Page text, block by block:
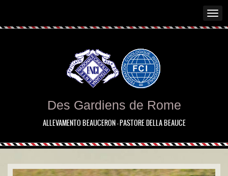
Des Gardiens de Rome
ALLEVAMENTO BEAUCERON - PASTORE DELLA BEAUCE